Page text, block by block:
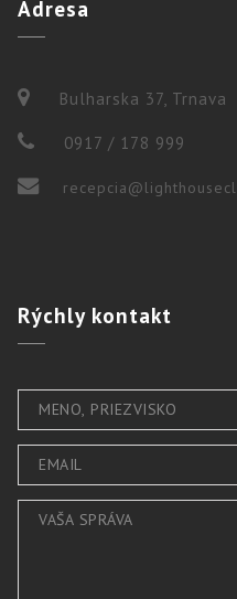
Adresa
Bulharska 37, Trnava
0917 / 178 999
Rýchlykontakt